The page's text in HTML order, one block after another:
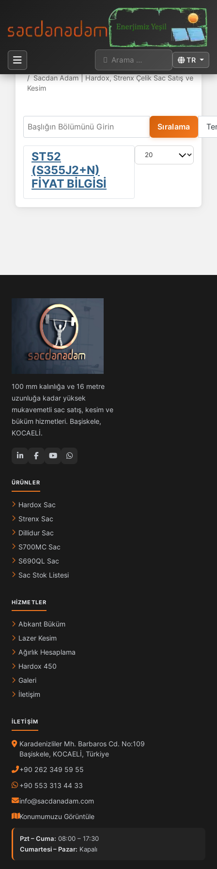
Dilinizi seçin
TR
Arama
Buradasınız:
Sacdan Adam | Hardox, Strenx Çelik Sac Satış ve
Kesim
Sıralama
Göster #
ST52
(S355J2+N)
FİYAT BİLGİSİ
100 mm kalınlığa ve 16 metre
uzunluğa kadar yüksek
mukavemetli sac satış, kesim ve
büküm hizmetleri. Başiskele,
KOCAELİ.
ÜRÜNLER
Hardox Sac
Strenx Sac
Dillidur Sac
S700MC Sac
S690QL Sac
Sac Stok Listesi
HIZMETLER
Abkant Büküm
Lazer Kesim
Ağırlık Hesaplama
Hardox 450
Galeri
İletişim
İLETIŞIM
Karadenizliler Mh. Barbaros Cd. No:109
Başiskele, KOCAELİ, Türkiye
+90 262 349 59 55
+90 553 313 44 33
info@sacdanadam.com
Konumumuzu Görüntüle
Pzt – Cuma: 08:00 – 17:30
Cumartesi – Pazar: Kapalı